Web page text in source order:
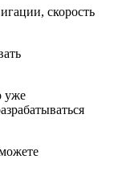
скорость
уже